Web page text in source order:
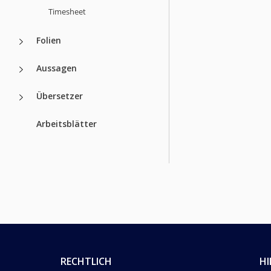
Timesheet
Folien
Aussagen
Übersetzer
Arbeitsblätter
RECHTLICH